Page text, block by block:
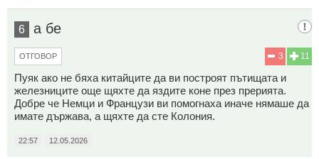
6 а бе
11
3
ОТГОВОР
Пуяк ако не бяха китайците да ви построят пътищата и
железниците още щяхте да яздите коне през прерията.
Добре че Немци и Французи ви помогнаха иначе нямаше да
имате държава, а щяхте да сте Колония.
22:57 12.05.2026